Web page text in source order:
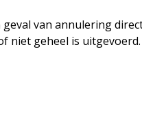
van annulering
niet geheel is uitgevoerd.